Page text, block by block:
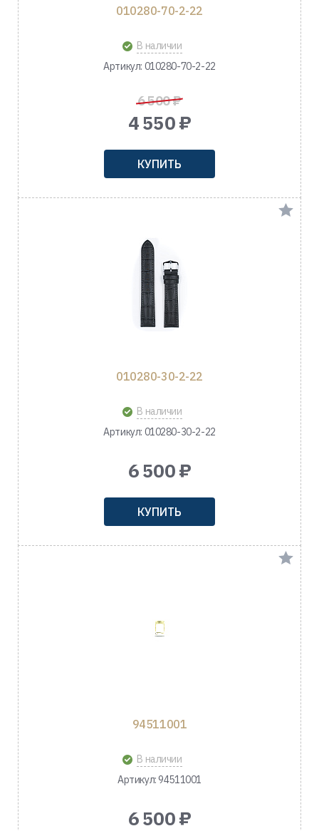
010280-70-2-22
В наличии
Артикул: 010280-70-2-22
6 500 ₽
4 550 ₽
КУПИТЬ
010280-30-2-22
В наличии
Артикул: 010280-30-2-22
6 500 ₽
КУПИТЬ
94511001
В наличии
Артикул: 94511001
6 500 ₽